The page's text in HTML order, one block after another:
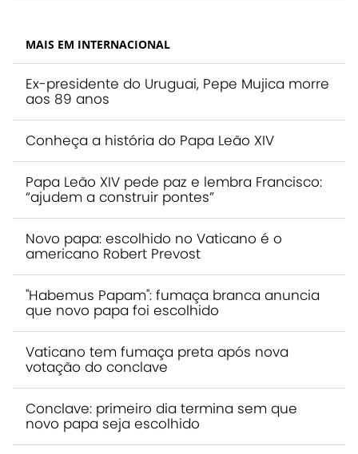
MAIS EM INTERNACIONAL
Ex-presidente do Uruguai, Pepe Mujica morre
aos 89 anos
Conheça a história do Papa Leão XIV
Papa Leão XIV pede paz e lembra Francisco:
“ajudem a construir pontes”
Novo papa: escolhido no Vaticano é o
americano Robert Prevost
"Habemus Papam": fumaça branca anuncia
que novo papa foi escolhido
Vaticano tem fumaça preta após nova
votação do conclave
Conclave: primeiro dia termina sem que
novo papa seja escolhido